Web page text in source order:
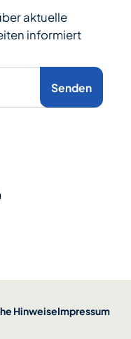
aktuelle
informiert
Senden
HinweiseImpressum